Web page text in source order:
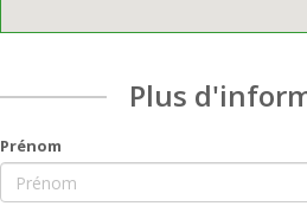
Plus
Prénom